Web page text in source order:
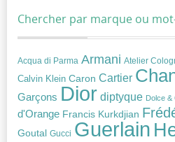
Chercher par marque ou
Acqua di Parma Armani Atelier
Calvin Klein Caron Cartier
Garçons Dior diptyque Dolce &
d'Orange Francis Kurkdjian
Goutal Gucci Guerlain